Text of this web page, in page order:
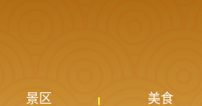
景区 美食